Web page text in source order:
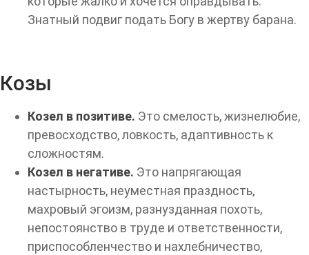
Знатный подвиг подать Богу в жертву барана.
Козы
Козел в позитиве. Это смелость, жизнелюбие,
превосходство, ловкость, адаптивность к
сложностям.
Козел в негативе. Это напрягающая
настырность, неуместная праздность,
махровый эгоизм, разнузданная похоть,
непостоянство в труде и ответственности,
приспособленчество и нахлебничество,